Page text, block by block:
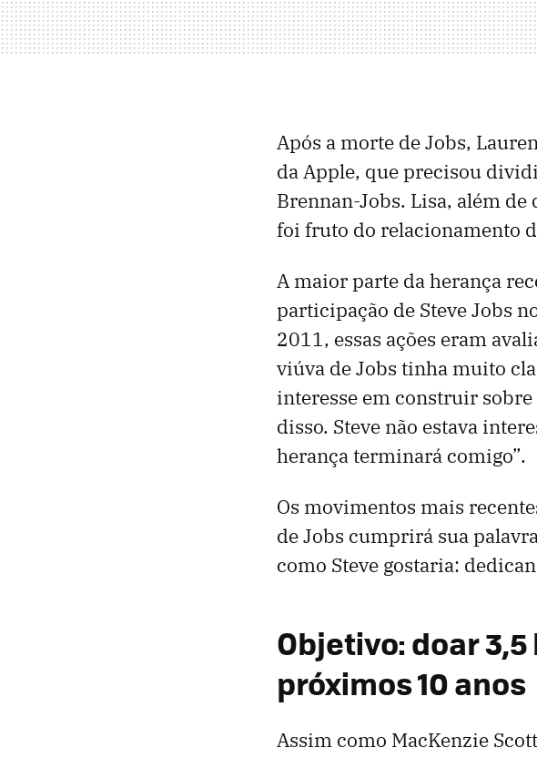
Após a morte de Jobs,
da Apple, que precisou
Brennan-Jobs. Lisa, além
foi fruto do relacionamento
A maior parte da herança
participação de Steve Jobs
2011, essas ações eram
viúva de Jobs tinha muito
interesse em construir
disso. Steve não estava
herança terminará comigo”.
Os movimentos mais
de Jobs cumprirá sua
como Steve gostaria:
Objetivo: doar
próximos 10 anos
Assim como MacKenzie